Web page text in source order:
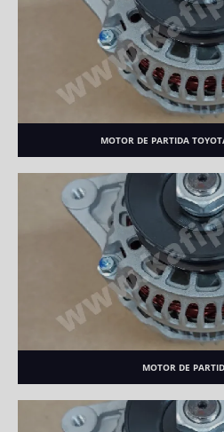
MOTOR DE PARTIDA
MOTOR DE